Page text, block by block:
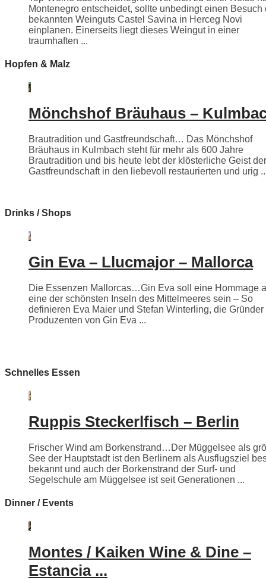
Montenegro entscheidet, sollte unbedingt einen Besuch
bekannten Weinguts Castel Savina in Herceg Novi
einplanen. Einerseits liegt dieses Weingut in einer
traumhaften ...
Hopfen & Malz
Mönchshof Bräuhaus –
Brautradition und Gastfreundschaft… Das Mönchshof
Bräuhaus in Kulmbach steht für mehr als 600 Jahre
Brautradition und bis heute lebt der klösterliche Geist der
Gastfreundschaft in den liebevoll restaurierten und urig
Drinks / Shops
Gin Eva – Llucmajor – Mallorca
Die Essenzen Mallorcas…Gin Eva soll eine Hommage
eine der schönsten Inseln des Mittelmeeres sein – So
definieren Eva Maier und Stefan Winterling, die Gründer
Produzenten von Gin Eva ...
Schnelles Essen
Ruppis Steckerlfisch – Berlin
Frischer Wind am Borkenstrand…Der Müggelsee als
See der Hauptstadt ist den Berlinern als Ausflugsziel
bekannt und auch der Borkenstrand der Surf- und
Segelschule am Müggelsee ist seit Generationen ...
Dinner / Events
Montes / Kaiken Wine & Dine –
Estancia ...